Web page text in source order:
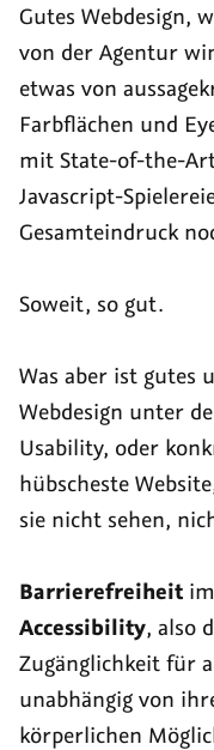
Full-
Mind-
Web-
yeah!
(Vollzeit)
/
Web-
&
(m|w)
Gutes Webdesign,
von der Agentur
etwas von
Farbflächen und
mit State-of-the-
Javascript-
Gesamteindruck
Soweit, so gut.
Was aber ist gutes
Webdesign unter
Usability, oder
hübscheste
sie nicht sehen,
Barrierefreiheit
Accessibility, also
Zugänglichkeit für
unabhängig von
körperlichen